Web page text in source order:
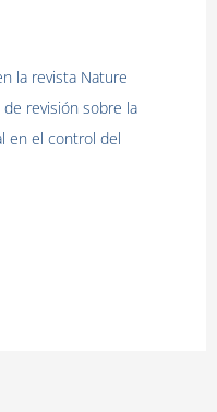
la revista Nature
revisión sobre la
en el control del